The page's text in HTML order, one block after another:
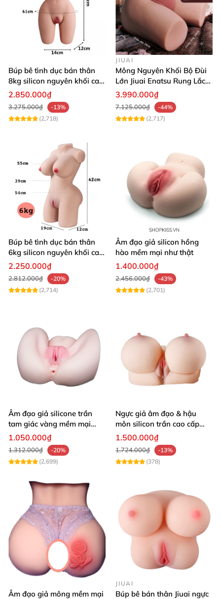
Búp bê tình dục bán thân
8kg silicon nguyên khối cao
cấp
2.850.000₫
3.275.000₫
-13%
(2,718)
JIUAI
Mông Nguyên Khối Bộ Đùi
Lớn Jiuai Enatsu Rung Lắc
Siêu Thật
3.990.000₫
7.125.000₫
-44%
(2,717)
Búp bê tình dục bán thân
6kg silicon nguyên khối cao
cấp giá rẻ
2.250.000₫
2.812.000₫
-20%
(2,714)
Âm đạo giả silicon hồng
hào mềm mại như thật
1.400.000₫
2.456.000₫
-43%
(2,701)
Âm đạo giả silicone trần
tam giác vàng mềm mại
thật nhất
1.050.000₫
1.312.000₫
-20%
(2,699)
Ngực giả âm đạo & hậu
môn silicon trần cao cấp
mềm mịn - Man
Mastuebator 3kg
1.500.000₫
1.724.000₫
-13%
(378)
Âm đạo giả mông mềm mại
JIUAI
Búp bê bán thân Jiuai ngực